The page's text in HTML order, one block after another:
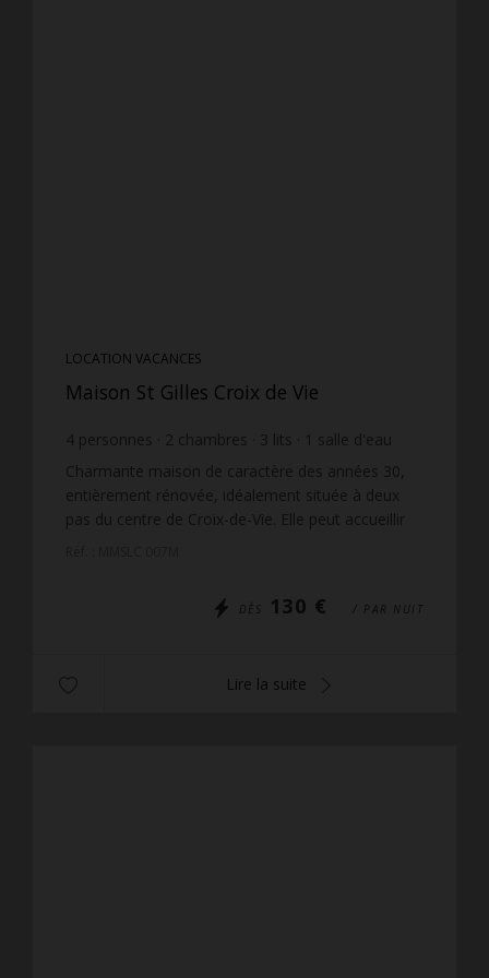
LOCATION VACANCES
Maison St Gilles Croix de Vie
4 personnes 2 chambres 3 lits 1 salle d'eau
Charmante maison de caractère des années 30,
entièrement rénovée, idéalement située à deux
pas du centre de Croix-de-Vie. Elle peut accueillir
DÈS 130 € / PAR NUIT
Lire la suite